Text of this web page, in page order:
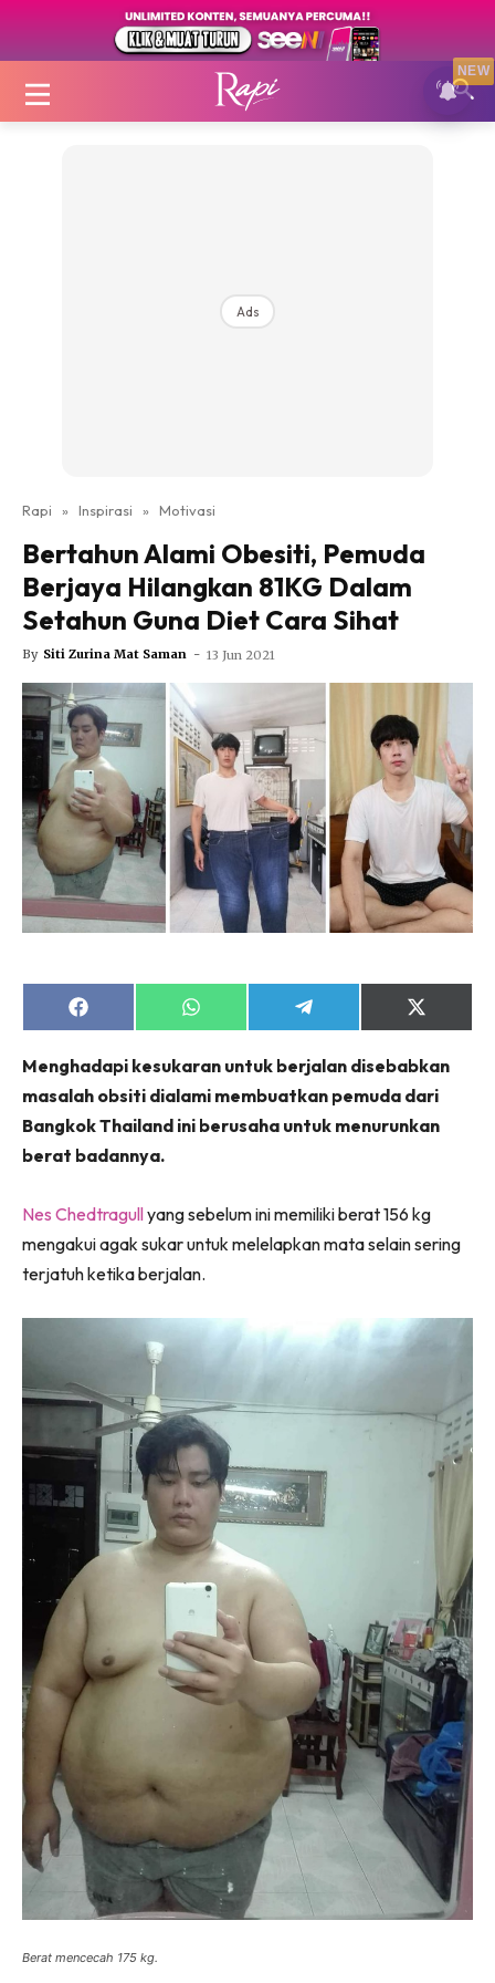
Login|Register
Nutrisi
Video
Fit Rapi
Glow Up Rapi
Hub Ideaktiv
Dengan ini saya bersetuju dengan Terma Penggunaandan
Langganan anda telah diterima. Terima kasih!
Lubuk konten Kesihatan dan penjagaan diri
segalanya di seeNI. Rapi kini di seeNI.
Download
KLIK DI SEENI
Ads
Rapi » Inspirasi » Motivasi
Bertahun Alami Obesiti, Pemuda
Berjaya Hilangkan 81KG Dalam
Setahun Guna Diet Cara Sihat
By Siti Zurina Mat Saman - 13 Jun 2021
Share
on
Share
on
Share
on
Share
on
(Twitter)
Menghadapi kesukaran untuk berjalan disebabkan
masalah obsiti dialami membuatkan pemuda dari
Bangkok Thailand ini berusaha untuk menurunkan
berat badannya.
Nes Chedtragullyang sebelum ini memiliki berat 156 kg
mengakui agak sukar untuk melelapkan mata selain sering
terjatuh ketika berjalan.
Berat mencecah 175 kg.
NEW